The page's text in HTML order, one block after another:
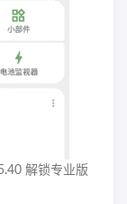
解锁专业版